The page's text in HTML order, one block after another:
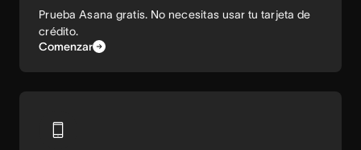
Prueba Asana gratis. No necesitas usar tu tarjeta de
crédito.
Comenzar